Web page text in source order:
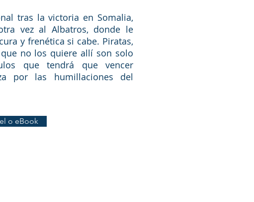
tras la victoria en Somalia,
vez al Albatros, donde le
y frenética si cabe. Piratas,
no los quiere allí son solo
que tendrá que vencer
por las humillaciones del
o eBook